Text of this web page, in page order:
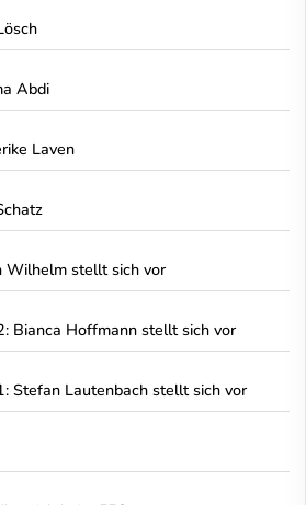
Abdi
Laven
Wilhelm stellt sich vor
Bianca Hoffmann stellt sich vor
Stefan Lautenbach stellt sich vor